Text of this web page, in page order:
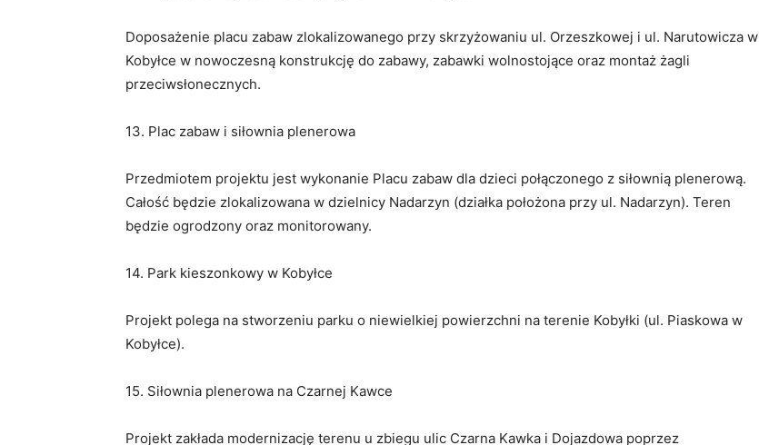
Doposażenie placu zabaw zlokalizowanego przy skrzyżowaniu ul. Orzeszkowej i ul. Narutowicza w
Kobyłce w nowoczesną konstrukcję do zabawy, zabawki wolnostojące oraz montaż żagli
przeciwsłonecznych.
13. Plac zabaw i siłownia plenerowa
Przedmiotem projektu jest wykonanie Placu zabaw dla dzieci połączonego z siłownią plenerową.
Całość będzie zlokalizowana w dzielnicy Nadarzyn (działka położona przy ul. Nadarzyn). Teren
będzie ogrodzony oraz monitorowany.
14. Park kieszonkowy w Kobyłce
Projekt polega na stworzeniu parku o niewielkiej powierzchni na terenie Kobyłki (ul. Piaskowa w
Kobyłce).
15. Siłownia plenerowa na Czarnej Kawce
Projekt zakłada modernizację terenu u zbiegu ulic Czarna Kawka i Dojazdowa poprzez